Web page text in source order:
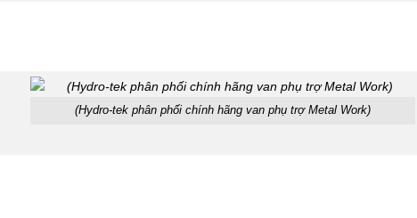
(Hydro-tek phân phối chính hãng van phụ trợ Metal Work)